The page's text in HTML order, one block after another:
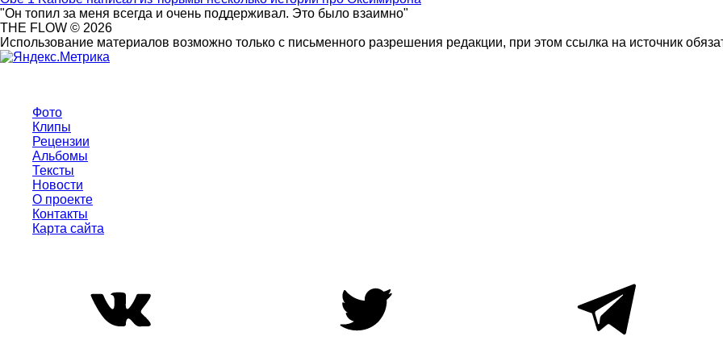
"Он топил за меня всегда и очень поддерживал. Это было взаимно"
THE FLOW © 2026
Использование материалов возможно только с письменного разрешения редакции, при этом ссылка на источник
Фото
Клипы
Рецензии
Альбомы
Тексты
Новости
О проекте
Контакты
Карта сайта